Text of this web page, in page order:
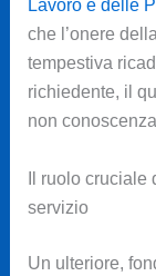
Lavoro e delle
che l’onere
tempestiva
richiedente, il
non
Il ruolo
servizio
Un ulteriore,